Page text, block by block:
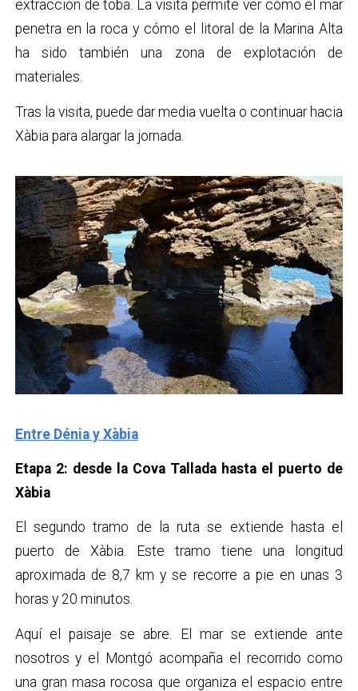
extracción de toba. La visita permite ver cómo el mar
penetra en la roca y cómo el litoral de la Marina Alta
ha sido también una zona de explotación de
materiales.
Tras la visita, puede dar media vuelta o continuar hacia
Xàbia para alargar la jornada.
Entre Dénia y Xàbia
Etapa 2: desde la Cova Tallada hasta el puerto de
Xàbia
El segundo tramo de la ruta se extiende hasta el
puerto de Xàbia. Este tramo tiene una longitud
aproximada de 8,7 km y se recorre a pie en unas 3
horas y 20 minutos.
Aquí el paisaje se abre. El mar se extiende ante
nosotros y el Montgó acompaña el recorrido como
una gran masa rocosa que organiza el espacio entre